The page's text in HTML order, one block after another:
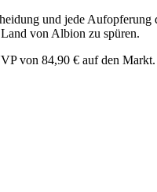
und jede
von Albion zu spüren.
von 84,90 € auf den